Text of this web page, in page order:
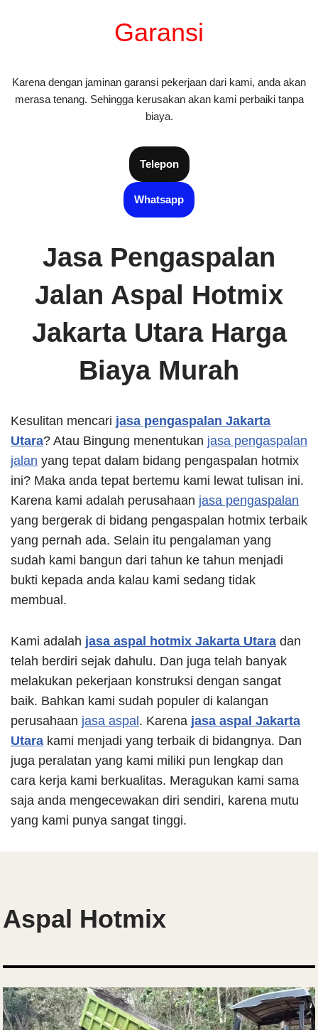
Garansi
Karena dengan jaminan garansi pekerjaan dari kami, anda akan
merasa tenang. Sehingga kerusakan akan kami perbaiki tanpa
biaya.
Telepon
Whatsapp
Jasa Pengaspalan
Jalan Aspal Hotmix
Jakarta Utara Harga
Biaya Murah
Kesulitan mencari jasa pengaspalan Jakarta
Utara? Atau Bingung menentukan jasa pengaspalan
jalan yang tepat dalam bidang pengaspalan hotmix
ini? Maka anda tepat bertemu kami lewat tulisan ini.
Karena kami adalah perusahaan jasa pengaspalan
yang bergerak di bidang pengaspalan hotmix terbaik
yang pernah ada. Selain itu pengalaman yang
sudah kami bangun dari tahun ke tahun menjadi
bukti kepada anda kalau kami sedang tidak
membual.
Kami adalah jasa aspal hotmix Jakarta Utara dan
telah berdiri sejak dahulu. Dan juga telah banyak
melakukan pekerjaan konstruksi dengan sangat
baik. Bahkan kami sudah populer di kalangan
perusahaan jasa aspal . Karena jasa aspal Jakarta
Utara kami menjadi yang terbaik di bidangnya. Dan
juga peralatan yang kami miliki pun lengkap dan
cara kerja kami berkualitas. Meragukan kami sama
saja anda mengecewakan diri sendiri, karena mutu
yang kami punya sangat tinggi.
Aspal Hotmix